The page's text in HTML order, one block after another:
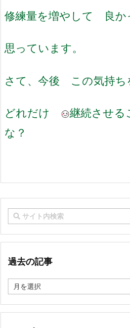
修練量を増やして 良
思っています。
さて、今後 この気持ち
どれだけ
継続させる
な？
過去の記事
去
記